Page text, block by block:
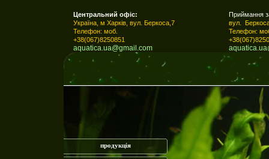
Центральний офіс:
Україна, м Харків, вул. Беркоса,7
Телефон: моб.
+38(067)8250851
aquatica.ua@gmail.com
Приймання
вул.
Телефон:
продукція